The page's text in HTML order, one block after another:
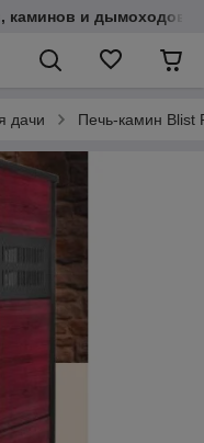
каминов и дымоходов
дачи Печь-камин Blist